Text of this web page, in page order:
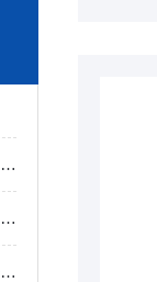
四联直剪仪：岩土力学试验的得力助手
动三轴试验仪在土壤力学研究中的应用与发展
自动渗压仪的操作优化与实验数据分析方法